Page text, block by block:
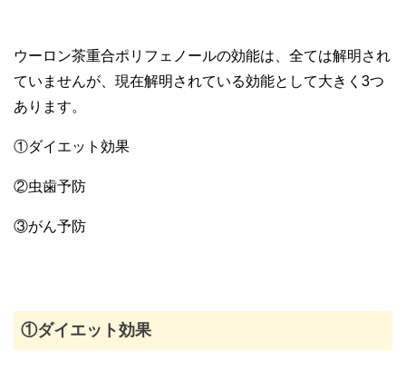
ウーロン茶重合ポリフェノールの効能は、全ては解明され
ていませんが、現在解明されている効能として大きく3つ
あります。
①ダイエット効果
②虫歯予防
③がん予防
①ダイエット効果